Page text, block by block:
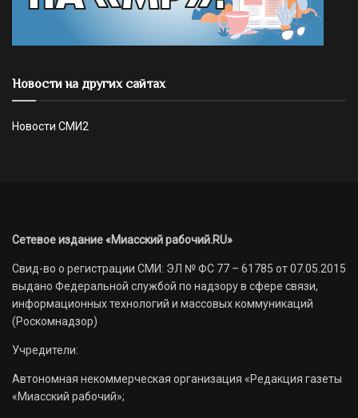
Новости на других сайтах
Новости СМИ2
Сетевое издание «Миасский рабочий.RU»
Свид-во о регистрации СМИ: ЭЛ № ФС 77 – 61785 от 07.05.2015
выдано Федеральной службой по надзору в сфере связи,
информационных технологий и массовых коммуникаций
(Роскомнадзор)
Учредители:
Автономная некоммерческая организация «Редакция газеты
«Миасский рабочий»;